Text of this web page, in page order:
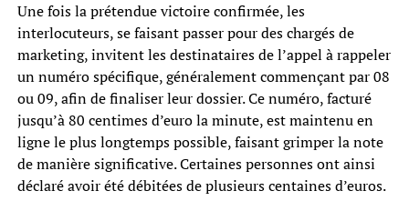
Une fois la prétendue victoire confirmée, les
interlocuteurs, se faisant passer pour des chargés de
marketing, invitent les destinataires de l’appel à rappeler
un numéro spécifique, généralement commençant par 08
ou 09, afin de finaliser leur dossier. Ce numéro, facturé
jusqu’à 80 centimes d’euro la minute, est maintenu en
ligne le plus longtemps possible, faisant grimper la note
de manière significative. Certaines personnes ont ainsi
déclaré avoir été débitées de plusieurs centaines d’euros.